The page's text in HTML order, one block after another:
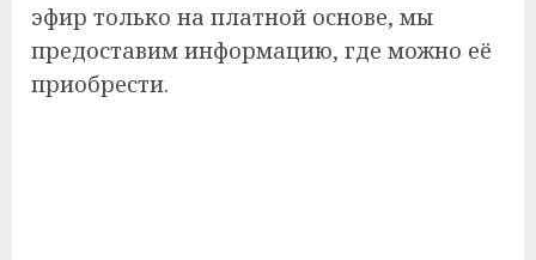
эфир только на платной основе, мы
предоставим информацию, где можно её
приобрести.